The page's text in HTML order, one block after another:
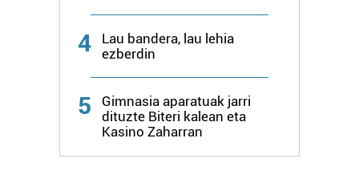
4
Lau bandera, lau lehia
ezberdin
5
Gimnasia aparatuak jarri
dituzte Biteri kalean eta
Kasino Zaharran